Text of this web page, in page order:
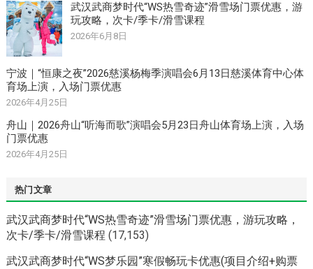
武汉武商梦时代“WS热雪奇迹”滑雪场门票优惠，游
玩攻略，次卡/季卡/滑雪课程
2026年6月8日
宁波｜“恒康之夜”2026慈溪杨梅季演唱会6月13日慈溪体育中心体
育场上演，入场门票优惠
2026年4月25日
舟山｜2026舟山“听海而歌”演唱会5月23日舟山体育场上演，入场
门票优惠
2026年4月25日
热门文章
武汉武商梦时代“WS热雪奇迹”滑雪场门票优惠，游玩攻略，
次卡/季卡/滑雪课程 (17,153)
武汉武商梦时代“WS梦乐园”寒假畅玩卡优惠(项目介绍+购票